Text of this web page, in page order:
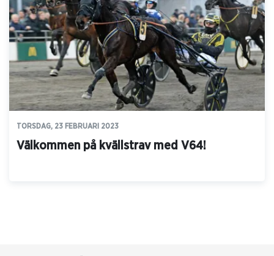
TORSDAG, 23 FEBRUARI 2023
Välkommen på kvällstrav med V64!